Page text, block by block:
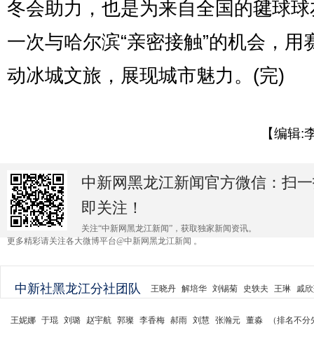
冬会助力，也是为来自全国的毽球
一次与哈尔滨“亲密接触”的机会，用
动冰城文旅，展现城市魅力。(完)
【编辑:
中新网黑龙江新闻官方微信：扫
即关注！
关注“中新网黑龙江新闻”，获取独家新闻资讯。
更多精彩请关注各大微博平台@中新网黑龙江新闻 。
中新社黑龙江分社团队 王晓丹 解培华 刘锡菊 史轶夫 王琳 戚
王妮娜 于琨 刘璐 赵宇航 郭璨 李香梅 郝雨 刘慧 张瀚元 董淼 （排名不